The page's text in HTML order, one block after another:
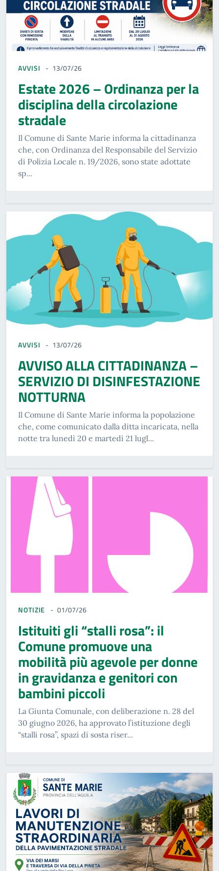
AVVISI 13/07/26
Estate 2026 – Ordinanza per la
disciplina della circolazione
stradale
Il Comune di Sante Marie informa la cittadinanza
che, con Ordinanza del Responsabile del Servizio
di Polizia Locale n. 19/2026, sono state adottate
sp...
AVVISI 13/07/26
AVVISO ALLA CITTADINANZA –
SERVIZIO DI DISINFESTAZIONE
NOTTURNA
Il Comune di Sante Marie informa la popolazione
che, come comunicato dalla ditta incaricata, nella
notte tra lunedì 20 e martedì 21 lugl...
NOTIZIE 01/07/26
Istituiti gli “stalli rosa”: il
Comune promuove una
mobilità più agevole per donne
in gravidanza e genitori con
bambini piccoli
La Giunta Comunale, con deliberazione n. 28 del
30 giugno 2026, ha approvato l’istituzione degli
“stalli rosa”, spazi di sosta riser...